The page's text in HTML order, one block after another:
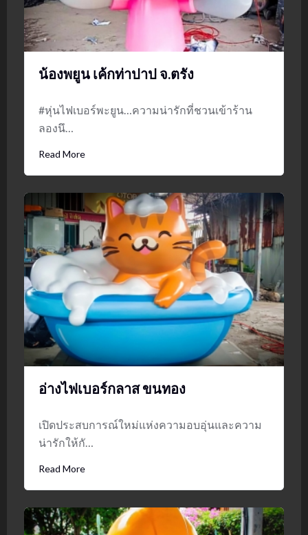
น้องพยูน เค้กท่าปาป จ.ตรัง
#หุ่นไฟเบอร์พะยูน…ความน่ารักที่ชวนเข้าร้าน
ลองนึ…
Read More
อ่างไฟเบอร์กลาส ขนทอง
เปิดประสบการณ์ใหม่แห่งความอบอุ่นและความ
น่ารักให้กั…
Read More